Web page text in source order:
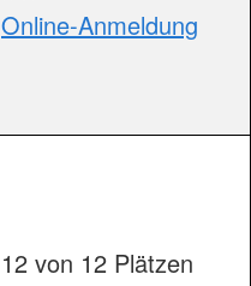
Online-Anmeldung
12 von 12 Plätzen